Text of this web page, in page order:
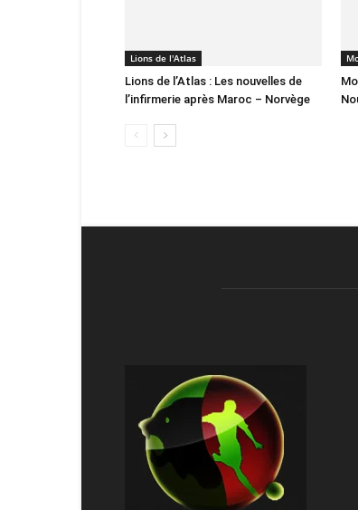
Lions de l'Atlas
Lions de l’Atlas : Les nouvelles de
l’infirmerie après Maroc – Norvège